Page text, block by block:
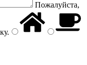
Пожалуйста,
.